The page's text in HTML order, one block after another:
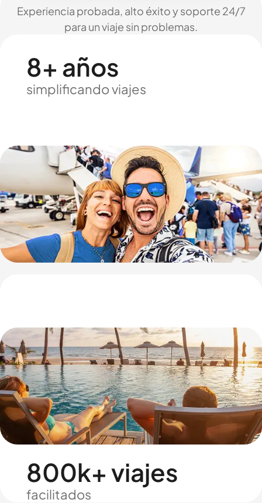
Experiencia probada, alto éxito y soporte 24/7
para un viaje sin problemas.
8+ años
simplificando viajes
800k+ viajes
facilitados